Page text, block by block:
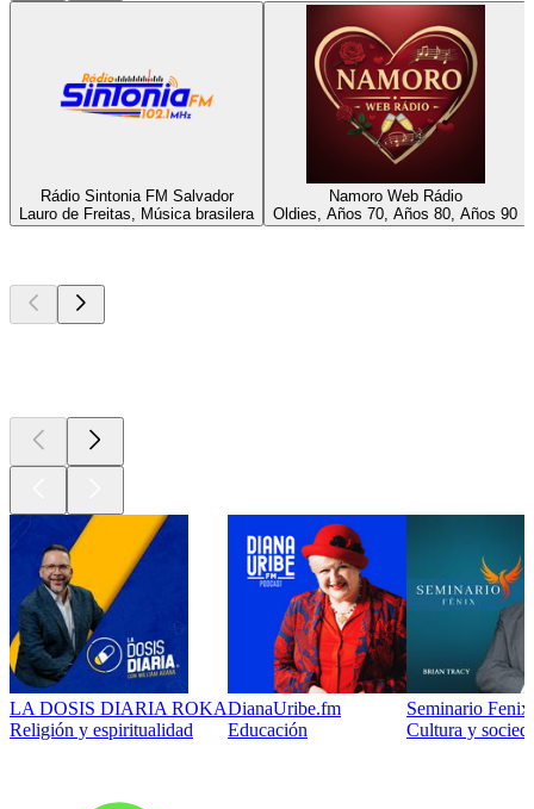
Rádio Sintonia FM Salvador
Lauro de Freitas, Música brasilera
Namoro Web Rádio
Oldies, Años 70, Años 80, Años 90
LA DOSIS DIARIA ROKA
Religión y espiritualidad
DianaUribe.fm
Educación
Seminario
Cultura y